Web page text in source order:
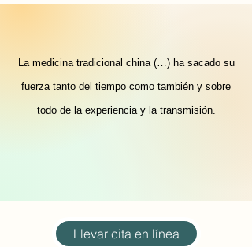
“
La medicina tradicional china (…) ha sacado su
fuerza tanto del tiempo como también y sobre
todo de la experiencia y la transmisión.
Llevar cita en línea